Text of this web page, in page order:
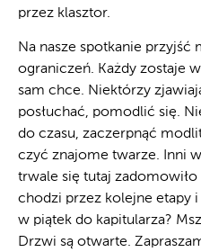
przez klasz­tor.
Na na­sze spo­tka­nie przyjść
ogra­ni­czeń. Każ­dy zo­sta­je
sam chce. Nie­któ­rzy
po­słu­chać, po­mo­dlić się.
do cza­su, za­czerp­nąć
czyć zna­jo­me twa­rze. In­ni
trwa­le się tu­taj
cho­dzi przez ko­lej­ne eta­py
w pią­tek do ka­pi­tu­la­rza?
Drzwi są otwar­te.